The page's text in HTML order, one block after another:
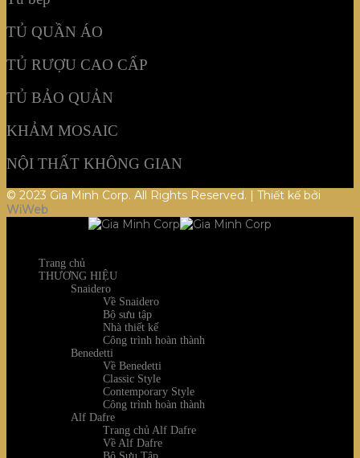
TỦ QUẦN ÁO
TỦ RƯỢU CAO CẤP
TỦ BẢO QUẢN
KHẢM MOSAIC
NỘI THẤT KHÔNG GIAN
© 2023 Gia Minh Corp. All Rights Reserved. | Thiết kế bởi
WiWeb
Trang chủ
THƯƠNG HIỆU
Snaidero
Về Snaidero
Bộ sưu tập
Nhà thiết kế
Công trình hoàn thành
Benedetti
Về Benedetti
Classic Style
Contemporary Style
Công trình hoàn thành
Alf Dafre
Trang chủ Alf Dafre
Về Alf Dafre